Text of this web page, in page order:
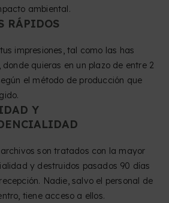
ambiental.
RÁPIDOS
impresiones, tal como las has
donde quieras en un plazo de entre 2
el método de producción que
Y
archivos son tratados con la mayor
y destruidos pasados 90 días
Nadie, salvo el personal de
tiene acceso a ellos.